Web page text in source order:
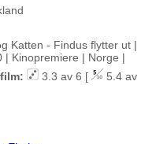
Katten - Findus flytter ut |
| Kinopremiere | Norge |
3.3 av 6 [
5.4 av